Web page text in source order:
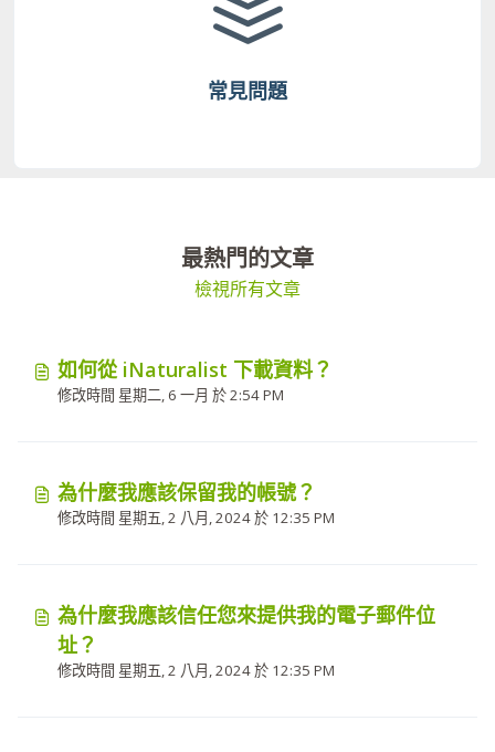
常見問題
最熱門的文章
檢視所有文章
如何從 iNaturalist 下載資料？
修改時間 星期二, 6 一月 於 2:54 PM
為什麼我應該保留我的帳號？
修改時間 星期五, 2 八月, 2024 於 12:35 PM
為什麼我應該信任您來提供我的電子郵件位
址？
修改時間 星期五, 2 八月, 2024 於 12:35 PM